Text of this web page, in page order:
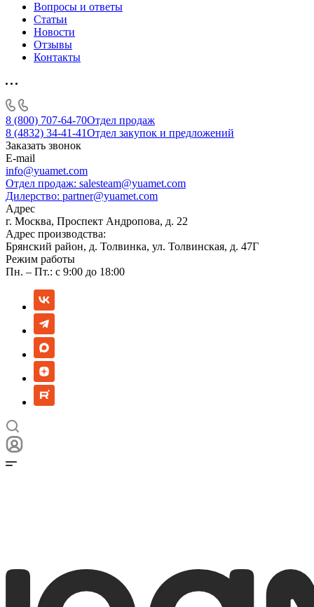
Вопросы и ответы
Статьи
Новости
Отзывы
Контакты
8 (800) 707-64-70Отдел продаж
8 (4832) 34-41-41Отдел закупок и предложений
Заказать звонок
E-mail
info@yuamet.com
Отдел продаж: salesteam@yuamet.com
Дилерство: partner@yuamet.com
Адрес
г. Москва, Проспект Андропова, д. 22
Адрес производства:
Брянский район, д. Толвинка, ул. Толвинская, д. 47Г
Режим работы
Пн. – Пт.: с 9:00 до 18:00